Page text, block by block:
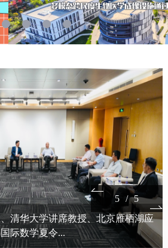
1/5
来说